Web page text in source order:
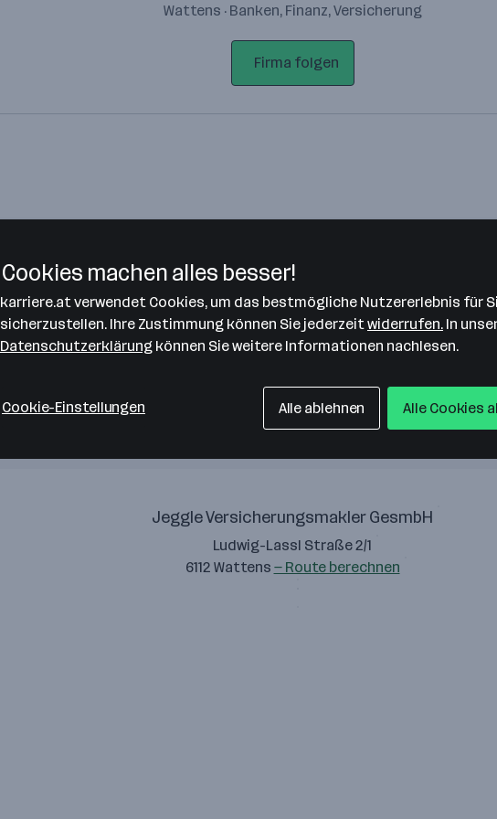
Wattens · Banken, Finanz, Versicherung
Firma folgen
Bitte stimme unseren Cookie-
Richtlinien zu, um diese Karte
anzuzeigen.
Zustimmung geben
Jeggle Versicherungsmakler GesmbH
Ludwig-Lassl Straße 2/1
6112 Wattens — Route berechnen
Cookies machen alles besser!
karriere.at verwendet Cookies, um das bestmögliche Nutzererlebnis für
sicherzustellen. Ihre Zustimmung können Sie jederzeit widerrufen. In
Datenschutzerklärung können Sie weitere Informationen nachlesen.
Cookie-Einstellungen Alle ablehnen Alle Cookies